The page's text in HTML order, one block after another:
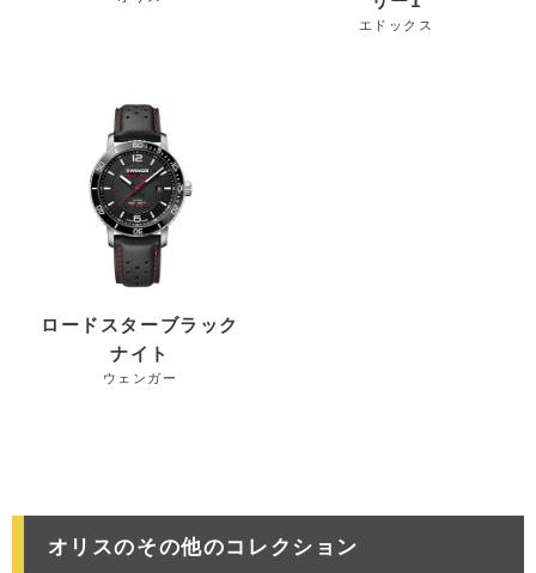
エドックス
ロードスターブラック
ナイト
ウェンガー
オリスのその他のコレクション